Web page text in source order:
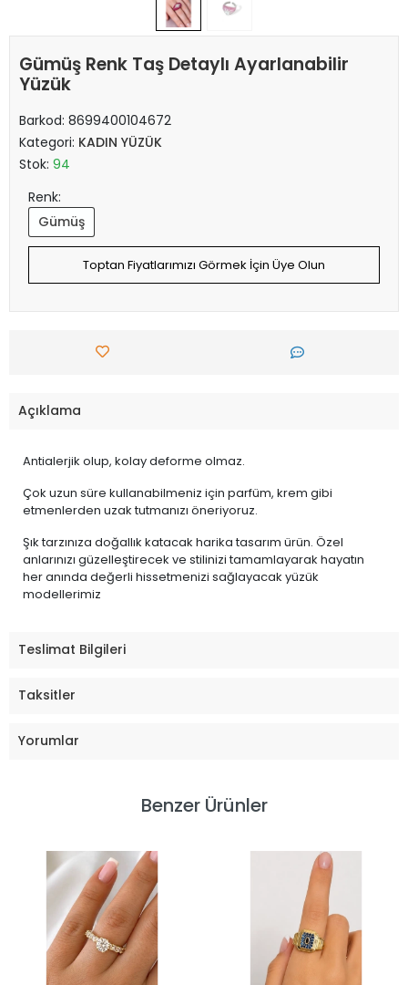
Gümüş Renk Taş Detaylı Ayarlanabilir
Yüzük
Barkod: 8699400104672
Kategori: KADIN YÜZÜK
Stok: 94
Renk:
Gümüş
Toptan Fiyatlarımızı Görmek İçin Üye Olun
Açıklama
Antialerjik olup, kolay deforme olmaz.
Çok uzun süre kullanabilmeniz için parfüm, krem gibi
etmenlerden uzak tutmanızı öneriyoruz.
Şık tarzınıza doğallık katacak harika tasarım ürün. Özel
anlarınızı güzelleştirecek ve stilinizi tamamlayarak hayatın
her anında değerli hissetmenizi sağlayacak yüzük
modellerimiz
Teslimat Bilgileri
Taksitler
Yorumlar
Benzer Ürünler